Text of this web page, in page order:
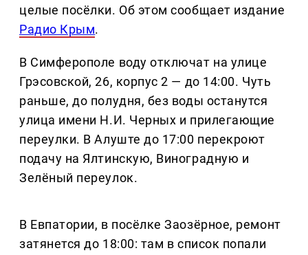
целые посёлки. Об этом сообщает издание
Радио Крым.
В Симферополе воду отключат на улице
Грэсовской, 26, корпус 2 — до 14:00. Чуть
раньше, до полудня, без воды останутся
улица имени Н.И. Черных и прилегающие
переулки. В Алуште до 17:00 перекроют
подачу на Ялтинскую, Виноградную и
Зелёный переулок.
В Евпатории, в посёлке Заозёрное, ремонт
затянется до 18:00: там в список попали